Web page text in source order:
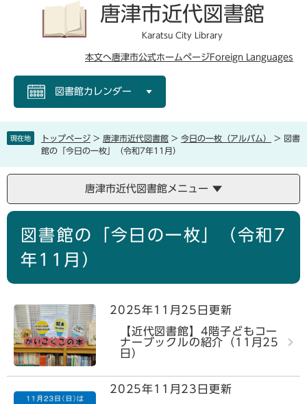
。
て
へ
唐津市近代図書館
Karatsu City Library
本文へ唐津市公式ホームページForeign Languages
図書館カレンダー
現在地 トップページ > 唐津市近代図書館 > 今日の一枚（アルバム） > 図書
館の「今日の一枚」（令和7年11月）
唐津市近代図書館メニュー
本
図書館の「今日の一枚」（令和7
年11月）
2025年11月25日更新
【近代図書館】4階子どもコー
ナーブックルの紹介（11月25
日）
2025年11月23日更新